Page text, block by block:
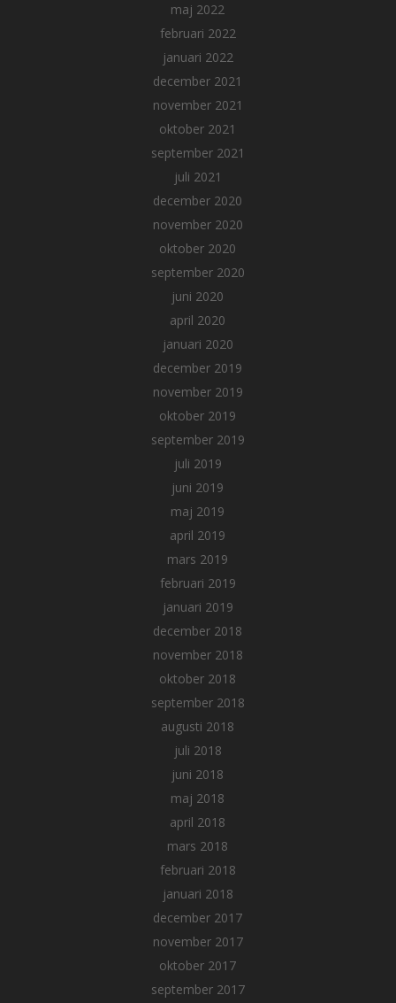
maj 2022
februari 2022
januari 2022
december 2021
november 2021
oktober 2021
september 2021
juli 2021
december 2020
november 2020
oktober 2020
september 2020
juni 2020
april 2020
januari 2020
december 2019
november 2019
oktober 2019
september 2019
juli 2019
juni 2019
maj 2019
april 2019
mars 2019
februari 2019
januari 2019
december 2018
november 2018
oktober 2018
september 2018
augusti 2018
juli 2018
juni 2018
maj 2018
april 2018
mars 2018
februari 2018
januari 2018
december 2017
november 2017
oktober 2017
september 2017